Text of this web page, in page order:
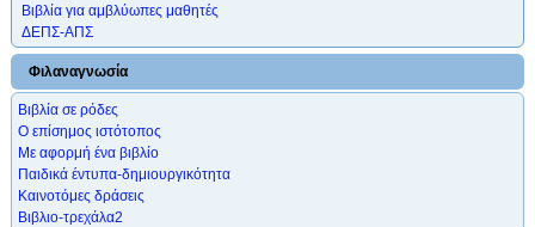
Βιβλία για αμβλύωπες μαθητές
ΔΕΠΣ-ΑΠΣ
Φιλαναγνωσία
Βιβλία σε ρόδες
Ο επίσημος ιστότοπος
Με αφορμή ένα βιβλίο
Παιδικά έντυπα-δημιουργικότητα
Καινοτόμες δράσεις
Βιβλιο-τρεχάλα2